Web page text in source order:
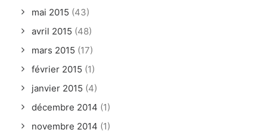
mai 2015 (43)
avril 2015 (48)
mars 2015 (17)
février 2015 (1)
janvier 2015 (4)
décembre 2014 (1)
novembre 2014 (1)